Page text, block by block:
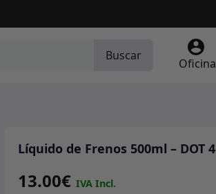
Buscar
Oficina
Líquido de Frenos 500ml – DOT 4
13.00€